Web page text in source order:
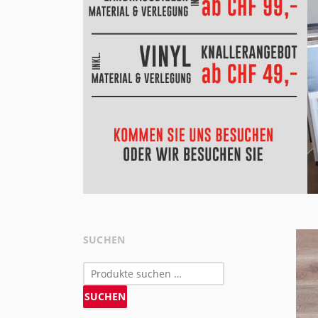
SUCHEN
Suchen
nach:
SUCHEN